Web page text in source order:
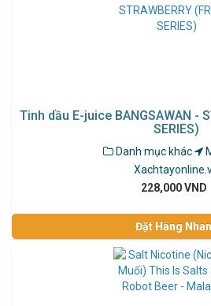
Tinh dầu E-juice BANGSAWAN -
SERIES)
Danh mục khác
228,000 VND
Đặt Hàng